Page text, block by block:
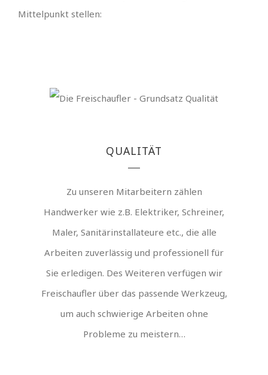
Mittelpunkt stellen:
QUALITÄT
Zu unseren Mitarbeitern zählen
Handwerker wie z.B. Elektriker, Schreiner,
Maler, Sanitärinstallateure etc., die alle
Arbeiten zuverlässig und professionell für
Sie erledigen. Des Weiteren verfügen wir
Freischaufler über das passende Werkzeug,
um auch schwierige Arbeiten ohne
Probleme zu meistern…